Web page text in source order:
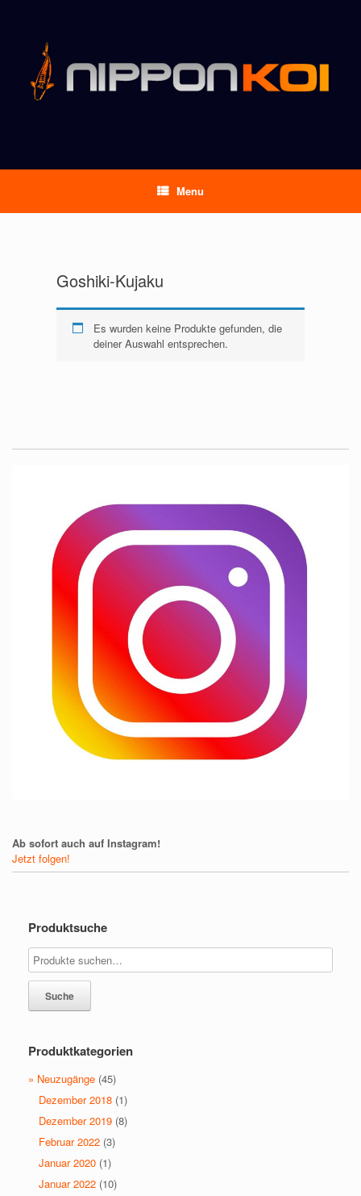
Menu
Goshiki-Kujaku
Es wurden keine Produkte gefunden, die
deiner Auswahl entsprechen.
Ab sofort auch auf Instagram!
Jetzt folgen!
Produktsuche
Suche
Produktkategorien
» Neuzugänge (45)
Dezember 2018 (1)
Dezember 2019 (8)
Februar 2022 (3)
Januar 2020 (1)
Januar 2022 (10)